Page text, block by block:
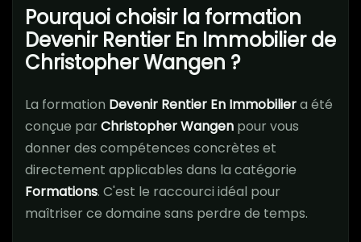
Pourquoi choisir la formation
Devenir Rentier En Immobilier de
Christopher Wangen ?
La formation Devenir Rentier En Immobiliera été
conçue parChristopher Wangen pour vous
donner des compétences concrètes et
directement applicables dans la catégorie
Formations. C'est le raccourci idéal pour
maîtriser ce domaine sans perdre de temps.